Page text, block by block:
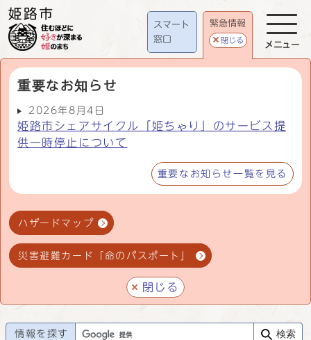
スマート
窓口
緊急情報
閉じる
重要なお知らせ
2026年8月4日
姫路市シェアサイクル「姫ちゃり」のサービス提
供一時停止について
重要なお知らせ一覧を見る
ハザードマップ
災害避難カード「命のパスポート」
閉じる
メニュー
情報を探す 検索